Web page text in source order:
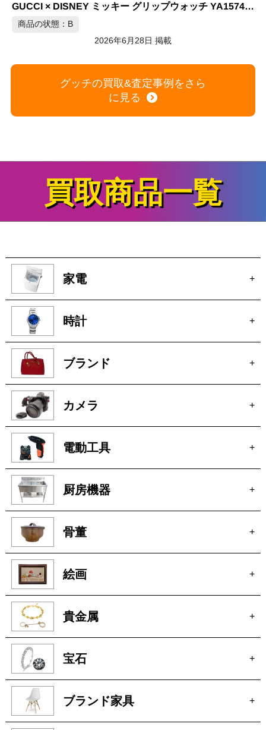
GUCCI × DISNEY ミッキー グリップウォッチ YA157419
グッチの買取&査定事例をさら
に見る
買取商品一覧
家電 +
時計 +
ブランド +
カメラ +
電動工具 +
厨房機器 +
骨董 +
絵画 +
貴金属 +
宝石 +
ブランド家具 +